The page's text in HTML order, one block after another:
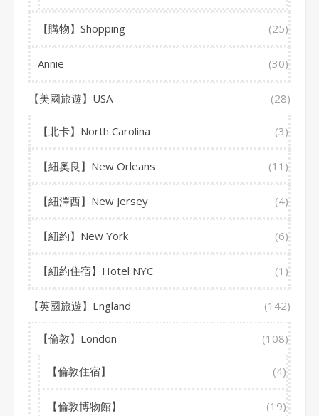
【購物】Shopping (25)
Annie (30)
【美國旅遊】USA (28)
【北卡】North Carolina (3)
【紐奧良】New Orleans (11)
【紐澤西】New Jersey (4)
【紐約】New York (6)
【紐約住宿】Hotel NYC (1)
【英國旅遊】England (142)
【倫敦】London (108)
【倫敦住宿】 (4)
【倫敦博物館】 (19)